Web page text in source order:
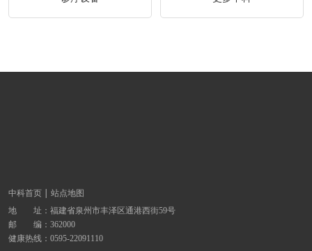
中科首页
站点地图
地 址： 福建省泉州市丰泽区通港西街59号
邮 编：362000
健康热线： 0595-22091110